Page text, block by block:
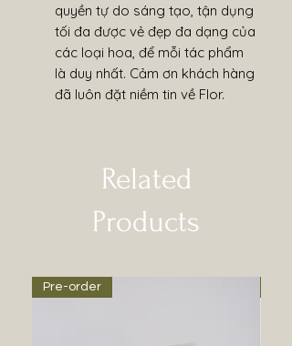
quyền tự do sáng tạo, tận dụng
tối đa được vẻ đẹp đa dạng của
các loại hoa, để mỗi tác phẩm
là duy nhất. Cảm ơn khách hàng
đã luôn đặt niềm tin về Flor.
Related
Products
Pre-order